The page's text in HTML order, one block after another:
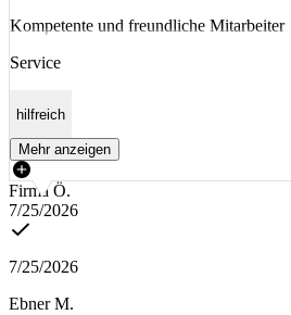
Kompetente und freundliche Mitarbeiter
Service
hilfreich
Mehr anzeigen
Firma Ö.
7/25/2026
7/25/2026
Ebner M.